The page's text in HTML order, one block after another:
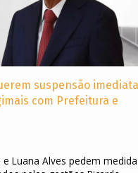
suspensão imediata
com Prefeitura e
Luana Alves pedem medida